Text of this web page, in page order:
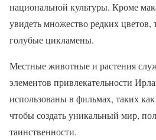
национальной культуры. Кроме
увидеть множество редких цветов,
голубые цикламены.
Местные животные и растения
элементов привлекательности
использованы в фильмах, таких
чтобы создать уникальный мир,
таинственности.